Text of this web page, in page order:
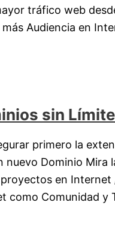
tráfico web
Audiencia en
sin
primero la
nuevo Dominio
en
como Comunidad